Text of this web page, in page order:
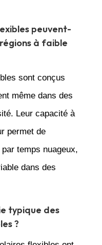
peuvent-
à faible
sont conçus
même dans des
Leur capacité à
permet de
temps nuageux,
dans des
typique des
?